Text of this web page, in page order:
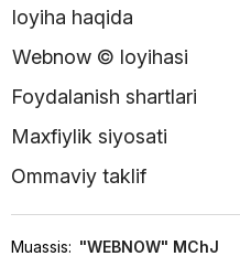
loyiha haqida
Webnow © loyihasi
Foydalanish shartlari
Maxfiylik siyosati
Ommaviy taklif
Muassis: "WEBNOW" MChJ